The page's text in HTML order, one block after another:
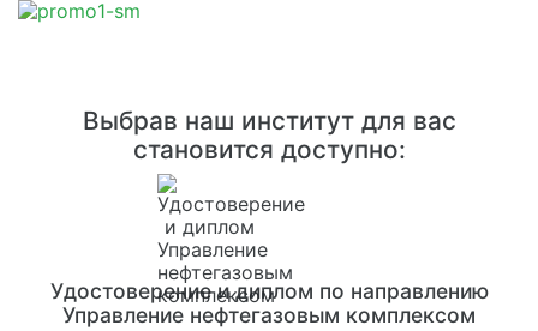
Выбрав наш институт для вас
становится доступно:
Удостоверение и диплом по направлению
Управление нефтегазовым комплексом